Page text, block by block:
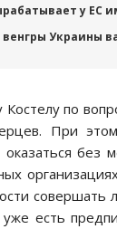
у ЕС
Украины
по
При
без
совершать
есть